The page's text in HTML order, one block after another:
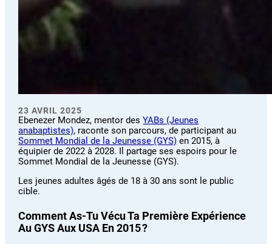
23 AVRIL 2025
Ebenezer Mondez, mentor desYABs (Jeunes
anabaptistes), raconte son parcours, de participant au
Sommet Mondial de la Jeunesse (GYS) en 2015, à
équipier de 2022 à 2028. Il partage ses espoirs pour le
Sommet Mondial de la Jeunesse (GYS).
Les jeunes adultes âgés de 18 à 30 ans sont le public
cible.
Comment As-Tu Vécu Ta Première Expérience
Au GYS Aux USA En 2015 ?